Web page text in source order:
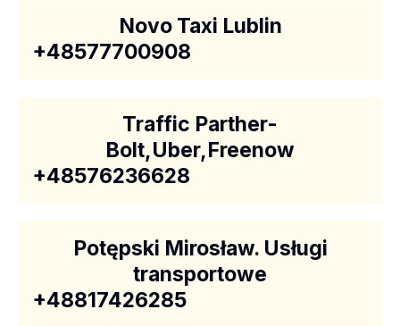
Novo Taxi Lublin
+48577700908
Traffic Parther-
Bolt,Uber,Freenow
+48576236628
Potępski Mirosław. Usługi
transportowe
+48817426285